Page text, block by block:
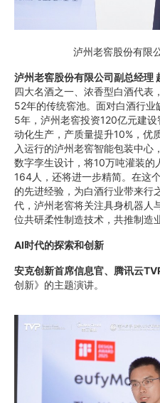
泸州老窖股份有限
泸州老窖股份有限公司副总经理
四大名酒之一、浓香型白酒代
52年的传统窖池。面对白酒行
5年，泸州老窖投资120亿元建
动化生产，产质量提升10%，优
入运行的泸州老窖智能包装中心
数字孪生设计，将10万吨灌装
164人，还将进一步精简。在这
的先进经验，为白酒行业带来行
代，泸州老窖将关注具身机器人
位共研柔性制造技术，共推制造
AI时代的探索和创新
安克创新首席信息官、腾讯云
创新》的主题演讲。